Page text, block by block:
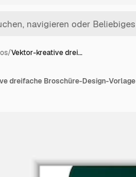
/Vektor-kreative drei…
dreifache Broschüre-Design-Vorlage